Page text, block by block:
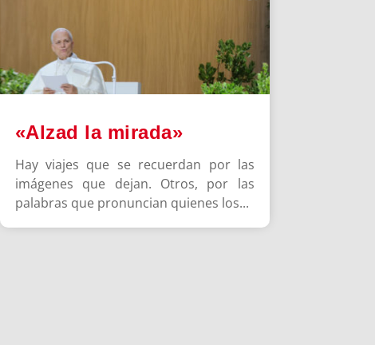
«Alzad la mirada»
Hay viajes que se recuerdan por las
imágenes que dejan. Otros, por las
palabras que pronuncian quienes los...